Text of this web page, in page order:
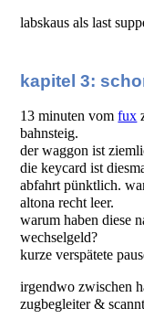
labskaus als last
kapitel 3:
13 minuten vomfux
bahnsteig.
der waggon ist
die keycard ist
abfahrt pünktlich.
altona recht leer.
warum haben diese
wechselgeld?
kurze verspätete
irgendwo zwischen
zugbegleiter &